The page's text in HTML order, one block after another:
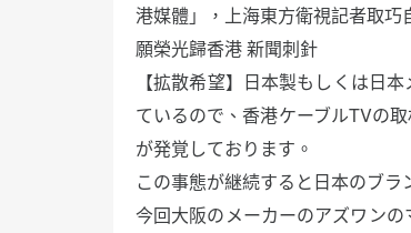
港媒體」，上海東方衛視記者取巧
願榮光歸香港 新聞刺針
【拡散希望】日本製もしくは日
ているので、香港ケーブルTVの
が発覚しております。
この事態が継続すると日本のブラ
今回大阪のメーカーのアズワン